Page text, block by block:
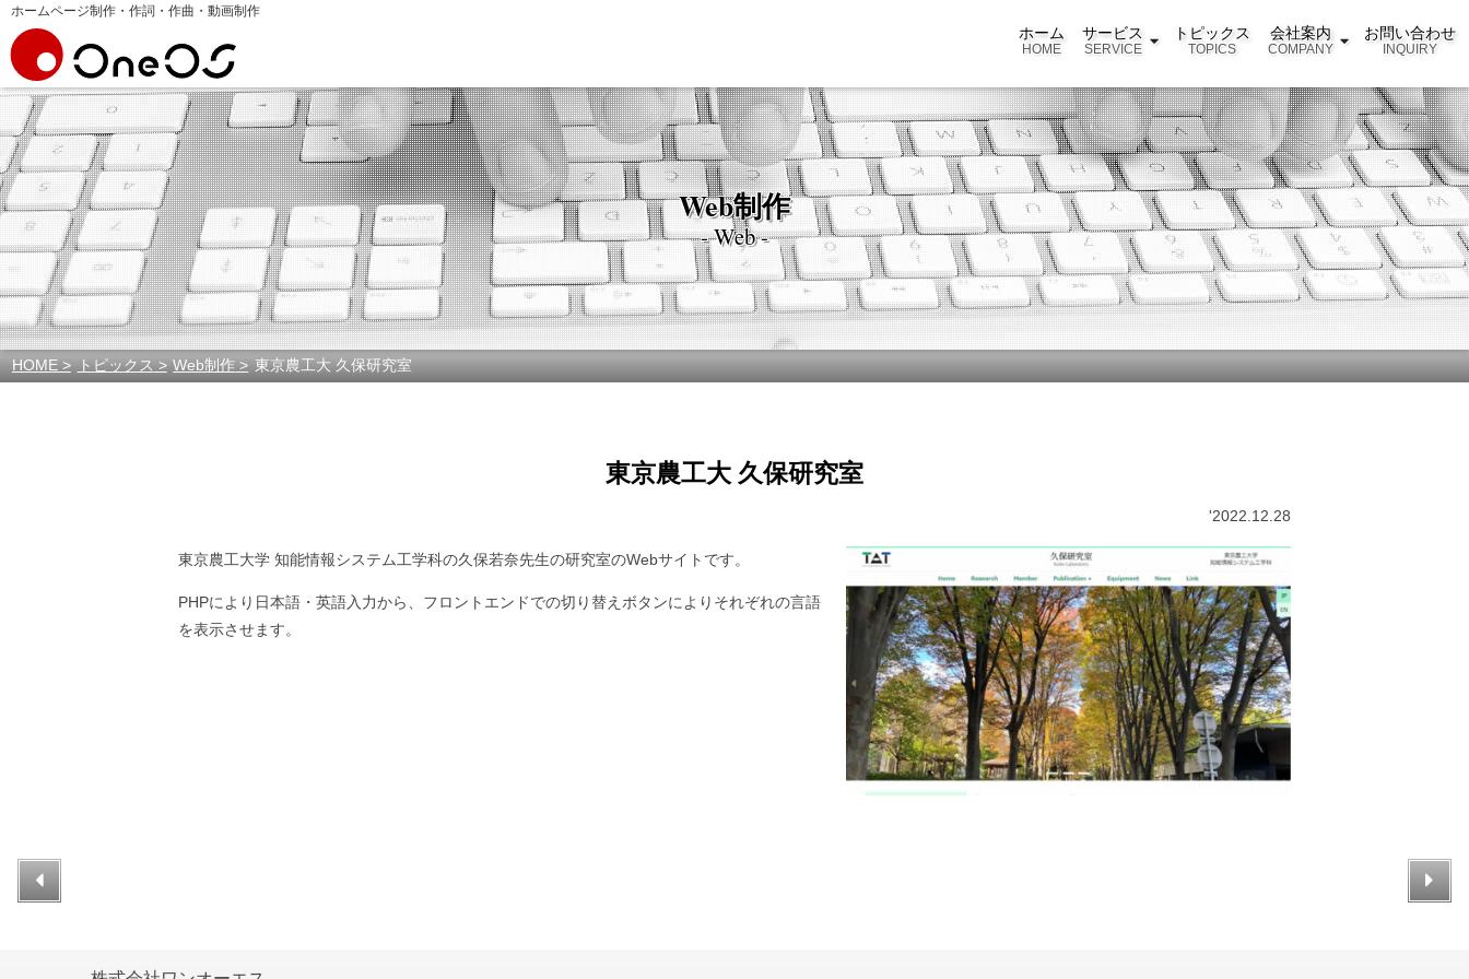
ホームページ制作・作詞・作曲・動画制作
ホーム
HOME
サービス
SERVICE
トピックス
TOPICS
会社案内
COMPANY
お問い合わせ
INQUIRY
Web制作
- Web -
HOME トピックス Web制作 東京農工大 久保研究室
東京農工大 久保研究室
'2022.12.28
東京農工大学 知能情報システム工学科の久保若奈先生の研究室のWebサイトです。
PHPにより日本語・英語入力から、フロントエンドでの切り替えボタンによりそれぞれの言語
を表示させます。